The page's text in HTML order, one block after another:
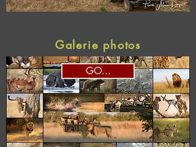
Galerie photos
GO...